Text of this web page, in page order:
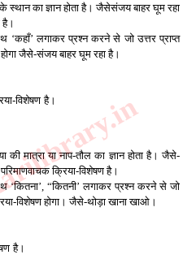
स्थान का ज्ञान होता है। जैसेसंजय बाहर घूम रहा
है।
लगाकर प्रश्न करने से जो उत्तर प्राप्त
जैसे-संजय बाहर घूम रहा है।
विशेषण है।
की मात्रा या नाप-तौल का ज्ञान होता है। जैसे-
क्रिया-विशेषण है।
“कितनी’ लगाकर प्रश्न करने से जो
विशेषण होगा। जैसे-थोड़ा खाना खाओ।
है।